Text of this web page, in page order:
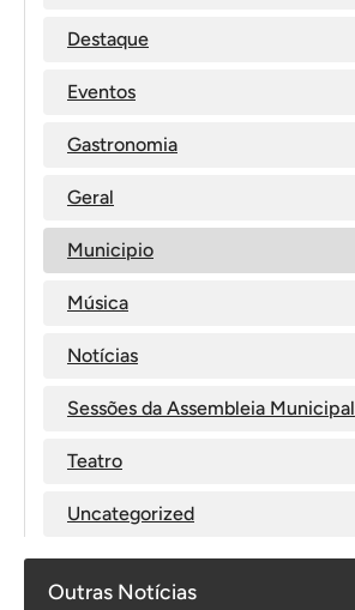
Destaque
Eventos
Gastronomia
Geral
Municipio
Música
Notícias
Sessões da Assembleia Municipal
Teatro
Uncategorized
Outras Notícias